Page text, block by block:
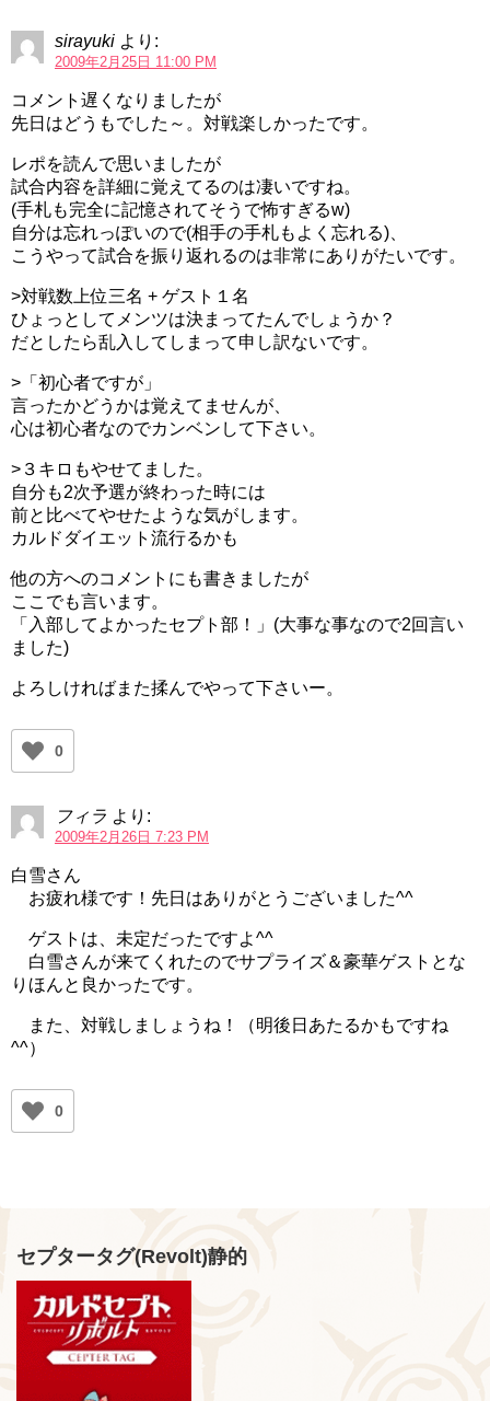
sirayuki より:
2009年2月25日 11:00 PM
コメント遅くなりましたが
先日はどうもでした～。対戦楽しかったです。
レポを読んで思いましたが
試合内容を詳細に覚えてるのは凄いですね。
(手札も完全に記憶されてそうで怖すぎるw)
自分は忘れっぽいので(相手の手札もよく忘れる)、
こうやって試合を振り返れるのは非常にありがたいです。
>対戦数上位三名 + ゲスト１名
ひょっとしてメンツは決まってたんでしょうか？
だとしたら乱入してしまって申し訳ないです。
>「初心者ですが」
言ったかどうかは覚えてませんが、
心は初心者なのでカンベンして下さい。
>３キロもやせてました。
自分も2次予選が終わった時には
前と比べてやせたような気がします。
カルドダイエット流行るかも
他の方へのコメントにも書きましたが
ここでも言います。
「入部してよかったセプト部！」(大事な事なので2回言い
ました)
よろしければまた揉んでやって下さいー。
0
フィラ より:
2009年2月26日 7:23 PM
白雪さん
お疲れ様です！先日はありがとうございました^^
ゲストは、未定だったですよ^^
白雪さんが来てくれたのでサプライズ＆豪華ゲストとな
りほんと良かったです。
また、対戦しましょうね！（明後日あたるかもですね
^^）
0
セプタータグ(Revolt)静的